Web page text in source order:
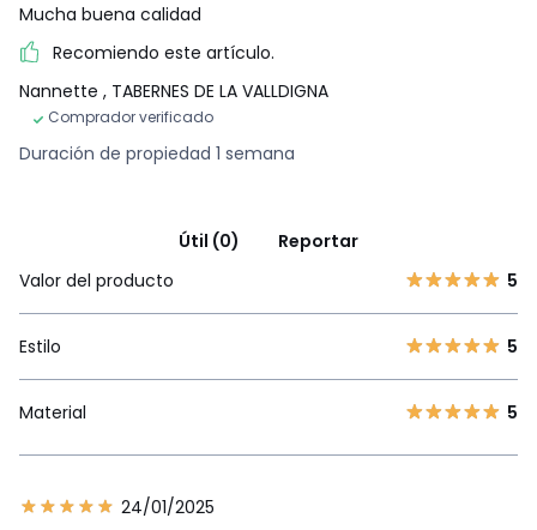
Mucha buena calidad
Recomiendo este artículo.
Nannette , TABERNES DE LA VALLDIGNA
Comprador verificado
Duración de propiedad 1 semana
Útil (0)
Reportar
Valor del producto
5
Estilo 5
Material 5
24/01/2025